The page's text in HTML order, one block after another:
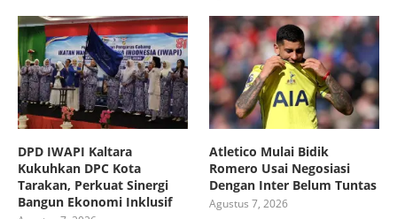
DPD IWAPI Kaltara
Kukuhkan DPC Kota
Tarakan, Perkuat Sinergi
Bangun Ekonomi Inklusif
Atletico Mulai Bidik
Romero Usai Negosiasi
Dengan Inter Belum Tuntas
Agustus 7, 2026